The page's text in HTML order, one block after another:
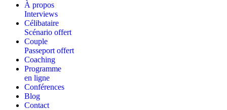
À propos
Interviews
Célibataire
Scénario offert
Couple
Passeport offert
Coaching
Programme
en ligne
Conférences
Blog
Contact